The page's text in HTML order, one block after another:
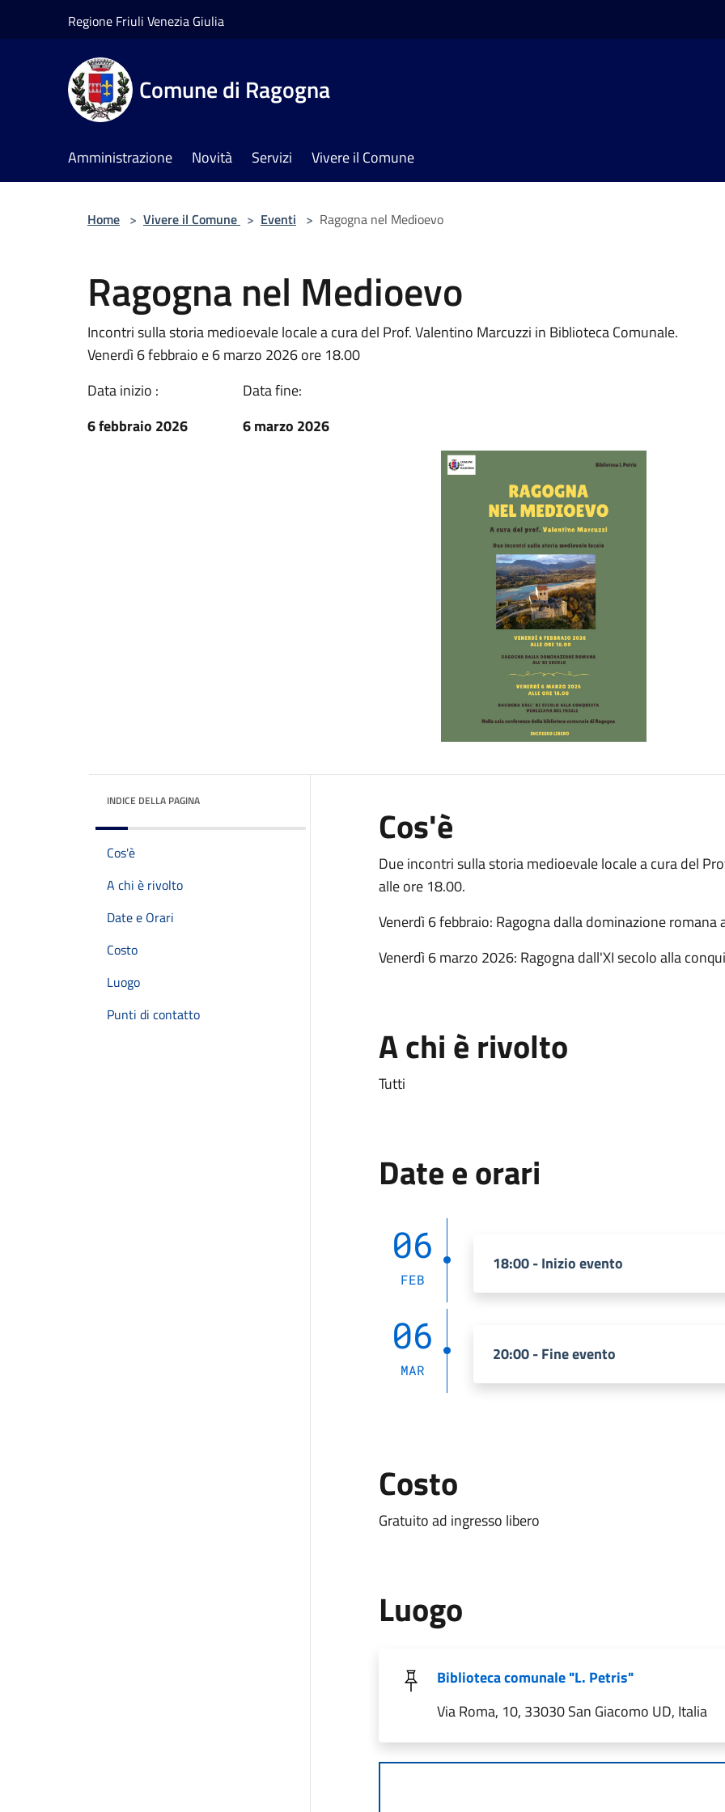
Regione Friuli Venezia Giulia
Comune di Ragogna
Amministrazione Novità Servizi Vivere il Comune
Home > Vivere il Comune > Eventi > Ragogna nel Medioevo
Ragogna nel Medioevo
Incontri sulla storia medioevale locale a cura del Prof. Valentino Marcuzzi in Biblioteca Comunale.
Venerdì 6 febbraio e 6 marzo 2026 ore 18.00
Data inizio :
6 febbraio 2026
Data fine:
6 marzo 2026
INDICE DELLA PAGINA
Cos'è
A chi è rivolto
Date e Orari
Costo
Luogo
Punti di contatto
Cos'è
Due incontri sulla storia medioevale locale a cura del
alle ore 18.00.
Venerdì 6 febbraio: Ragogna dalla dominazione romana
Venerdì 6 marzo 2026: Ragogna dall'XI secolo alla
A chi è rivolto
Tutti
Date e orari
06
FEB
18:00 - Inizio evento
06
MAR
20:00 - Fine evento
Costo
Gratuito ad ingresso libero
Luogo
Biblioteca comunale "L. Petris"
Via Roma, 10, 33030 San Giacomo UD, Italia